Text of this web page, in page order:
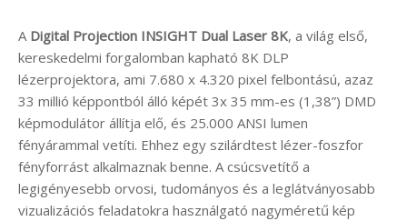
A Digital Projection INSIGHT Dual Laser 8K, a világ első,
kereskedelmi forgalomban kapható 8K DLP
lézerprojektora, ami 7.680 x 4.320 pixel felbontású, azaz
33 millió képpontból álló képét 3x 35 mm-es (1,38”) DMD
képmodulátor állítja elő, és 25.000 ANSI lumen
fényárammal vetíti. Ehhez egy szilárdtest lézer-foszfor
fényforrást alkalmaznak benne. A csúcsvetítő a
legigényesebb orvosi, tudományos és a leglátványosabb
vizualizációs feladatokra használgató nagyméretű kép